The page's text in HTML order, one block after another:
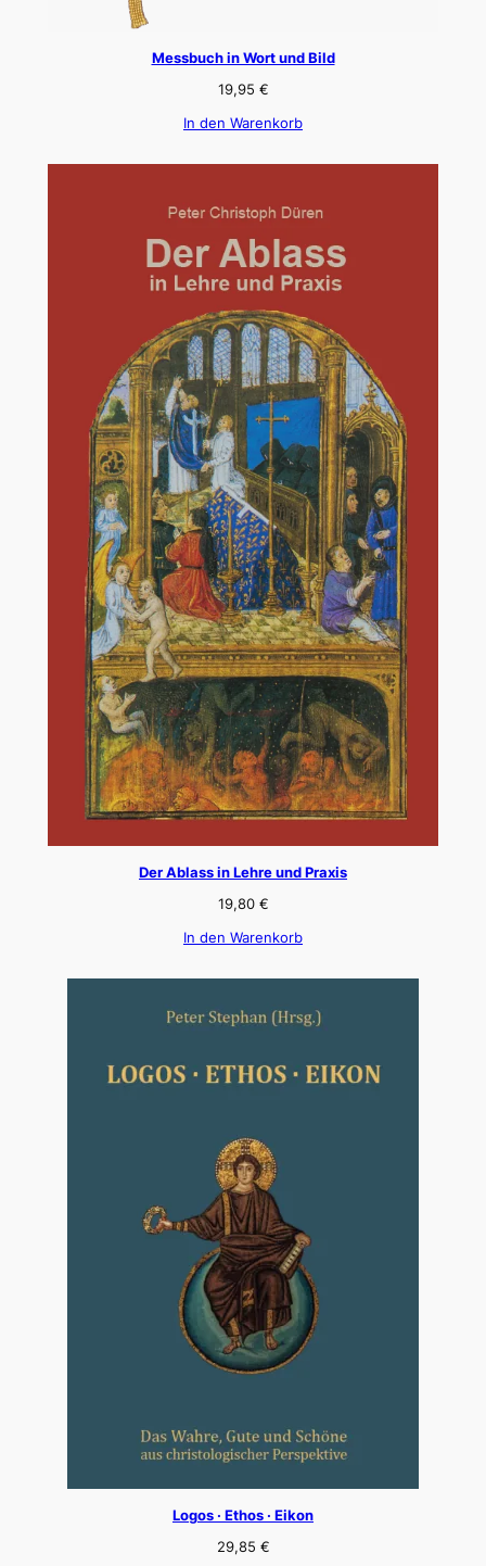
Messbuch in Wort und Bild
19,95 €
In den Warenkorb
Der Ablass in Lehre und Praxis
19,80 €
In den Warenkorb
Logos · Ethos · Eikon
29,85 €